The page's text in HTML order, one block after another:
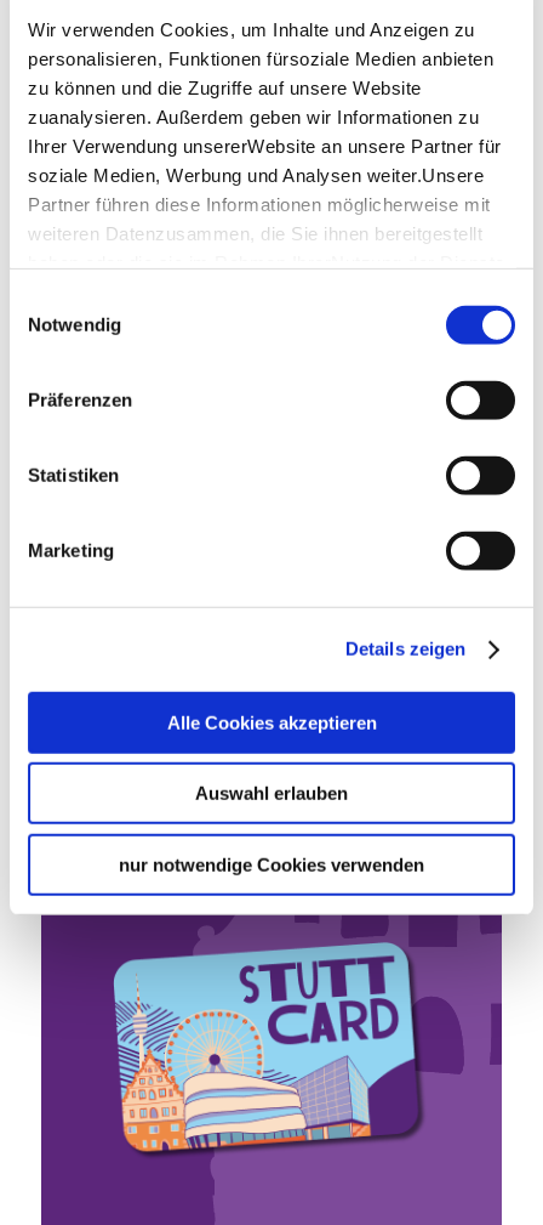
Wir verwenden Cookies, um Inhalte und Anzeigen zu
personalisieren, Funktionen fürsoziale Medien anbieten
zu können und die Zugriffe auf unsere Website
zuanalysieren. Außerdem geben wir Informationen zu
Ihrer Verwendung unsererWebsite an unsere Partner für
soziale Medien, Werbung und Analysen weiter.Unsere
Partner führen diese Informationen möglicherweise mit
weiteren Datenzusammen, die Sie ihnen bereitgestellt
Impressum
Notwendig
Präferenzen
Statistiken
Marketing
Details zeigen
Alle Cookies akzeptieren
Auswahl erlauben
nur notwendige Cookies verwenden
Lage & Kontakt
Brauhaus Schönbuch Stuttgart
Bolzstr. 10
70173 Stuttgart
Telefon:+49 (0)711 722 309 30
Verkehrs- und Tarifverbund Stuttgart GmbH
Deutsche Bahn AG
Google Maps
Stutt­
Card
Eine Karte, alle Attraktionen.